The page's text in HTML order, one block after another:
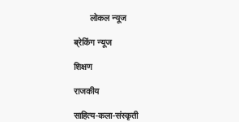
लोकल न्यूज
ब्रेकिंग न्यूज
शिक्षण
राजकीय
साहित्य-कला-संस्कृती